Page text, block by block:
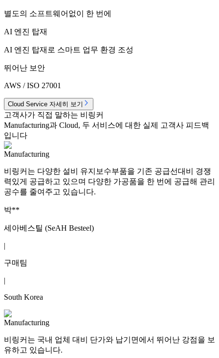
별도의 소프트웨어없이 한 번에
AI 엔진 탑재
AI 엔진 탑재로 스마트 업무 환경 조성
뛰어난 보안
AWS / ISO 27001
Cloud Service 자세히 보기
고객사가 직접 말하는 비링커
Manufacturing과 Cloud, 두 서비스에 대한 실제 고객사 피드백
입니다
Manufacturing
비링커는 다양한 설비 유지보수부품을 기존 공급선대비 경쟁
력있게 공급하고 있으며 다양한 가공품을 한 번에 공급해 관리
공수를 줄여주고 있습니다.
박**
세아베스틸 (SeAH Besteel)
|
구매팀
|
South Korea
Manufacturing
비링커는 국내 업체 대비 단가와 납기면에서 뛰어난 강점을 보
유하고 있습니다.